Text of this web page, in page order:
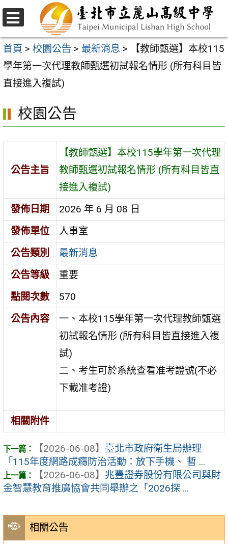
跳
至
主
要
內
區
選
單
首頁 > 校園公告 > 最新消息 >
【教師甄選】本校115
學年第一次代理教師甄選初試報名情形 (所有科目皆
直接進入複試)
相關公告
校園公告
公告主旨
【教師甄選】本校115學年第一次代理
教師甄選初試報名情形 (所有科目皆直
接進入複試)
發佈日期
2026 年 6 月 08 日
發佈單位
人事室
公告類別
最新消息
公告等級
重要
點閱次數
570
公告內容
一、本校115學年第一次代理教師甄選
初試報名情形 (所有科目皆直接進入複
試)
二、考⽣可於系統查看准考證號(不必
下載准考證)
相關附件
【2026-06-08】 臺北市政府衛生局辦理
「115年度網路成癮防治活動：放下手機、 暫 ...
【2026-06-08】 兆豐證券股份有限公司與財
金智慧教育推廣協會共同舉辦之「2026探 ...